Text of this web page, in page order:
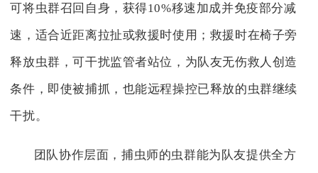
可将虫群召回自身，获得10%移速加成并免疫部分减
速，适合近距离拉扯或救援时使用；救援时在椅子旁
释放虫群，可干扰监管者站位，为队友无伤救人创造
条件，即使被捕抓，也能远程操控已释放的虫群继续
干扰。
团队协作层面，捕虫师的虫群能为队友提供全方